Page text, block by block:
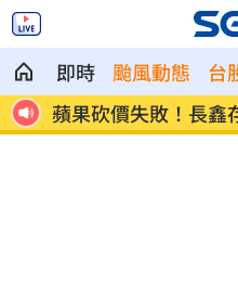
即時 颱風動態 台
掃把刺眼傷勢照曝光